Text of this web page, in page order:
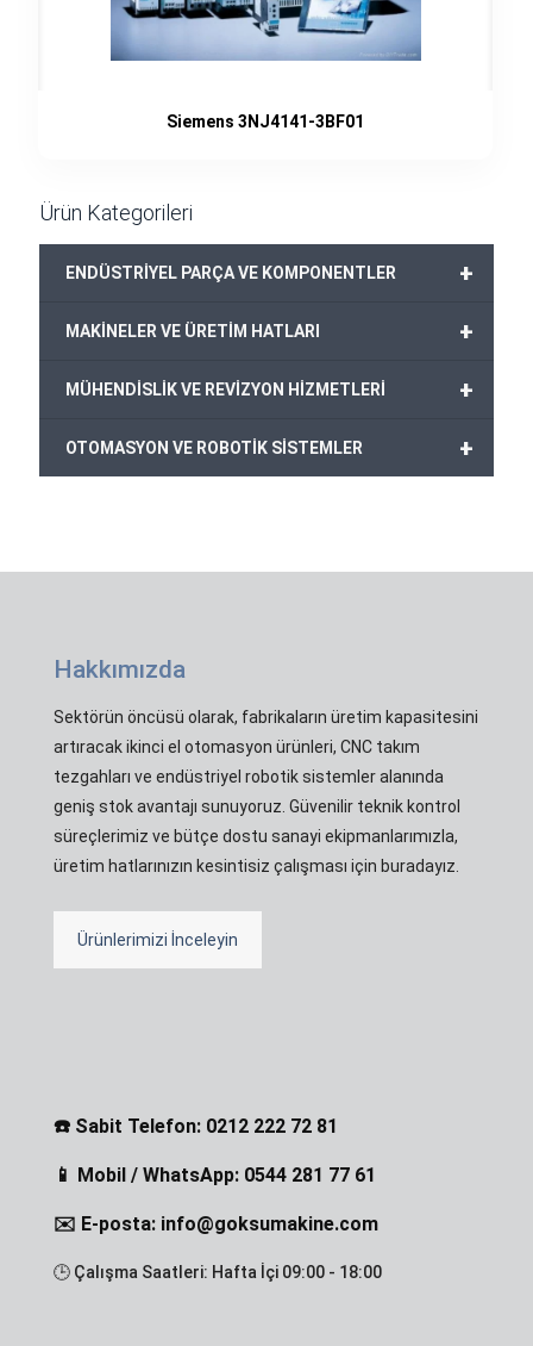
Siemens 3NJ4141-3BF01
Ürün Kategorileri
+
ENDÜSTRİYEL PARÇA VE KOMPONENTLER
+
MAKİNELER VE ÜRETİM HATLARI
+
MÜHENDİSLİK VE REVİZYON HİZMETLERİ
+
OTOMASYON VE ROBOTİK SİSTEMLER
Hakkımızda
Sektörün öncüsü olarak, fabrikaların üretim kapasitesini
artıracak ikinci el otomasyon ürünleri, CNC takım
tezgahları ve endüstriyel robotik sistemler alanında
geniş stok avantajı sunuyoruz. Güvenilir teknik kontrol
süreçlerimiz ve bütçe dostu sanayi ekipmanlarımızla,
üretim hatlarınızın kesintisiz çalışması için buradayız.
Ürünlerimizi İnceleyin
☎️ Sabit Telefon: 0212 222 72 81
📱 Mobil / WhatsApp: 0544 281 77 61
✉️ E-posta: info@goksumakine.com
🕒 Çalışma Saatleri: Hafta İçi 09:00 - 18:00